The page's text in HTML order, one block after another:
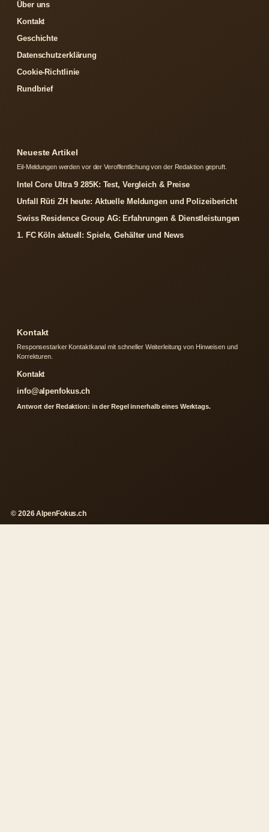
Über uns
Kontakt
Geschichte
Datenschutzerklärung
Cookie-Richtlinie
Rundbrief
Neueste Artikel
Eil-Meldungen werden vor der Veroffentlichung von der Redaktion gepruft.
Intel Core Ultra 9 285K: Test, Vergleich & Preise
Unfall Rüti ZH heute: Aktuelle Meldungen und Polizeibericht
Swiss Residence Group AG: Erfahrungen & Dienstleistungen
1. FC Köln aktuell: Spiele, Gehälter und News
Kontakt
Responsestarker Kontaktkanal mit schneller Weiterleitung von Hinweisen und
Korrekturen.
Kontakt
info@alpenfokus.ch
Antwort der Redaktion: in der Regel innerhalb eines Werktags.
© 2026 AlpenFokus.ch